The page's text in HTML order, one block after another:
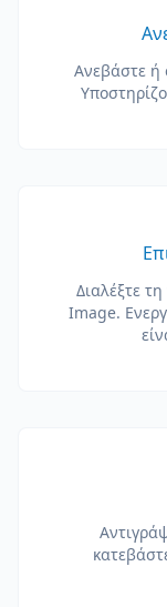
Ανεβάστε ή
Διαλέξτε
Image.